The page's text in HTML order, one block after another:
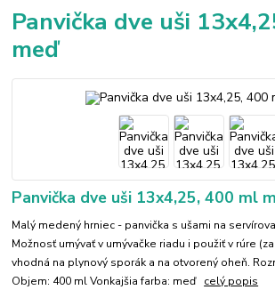
Panvička dve uši
meď
Panvička dve uši 13x4,25, 400 ml
Malý medený hrniec - panvička s ušami na
Možnosť umývať v umývačke riadu i použiť v rúre
vhodná na plynový sporák a na otvorený oheň.
Objem: 400 ml Vonkajšia farba: meď celý popis